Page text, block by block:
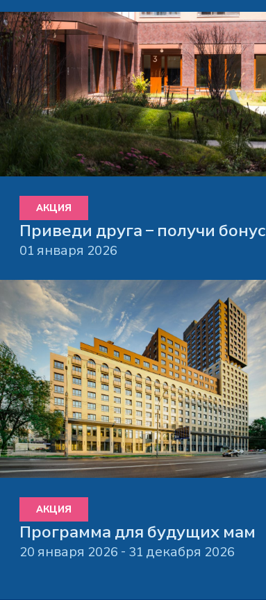
АКЦИЯ
Приведи друга – получи бонус
01 января 2026
АКЦИЯ
Программа для будущих мам
20 января 2026 - 31 декабря 2026